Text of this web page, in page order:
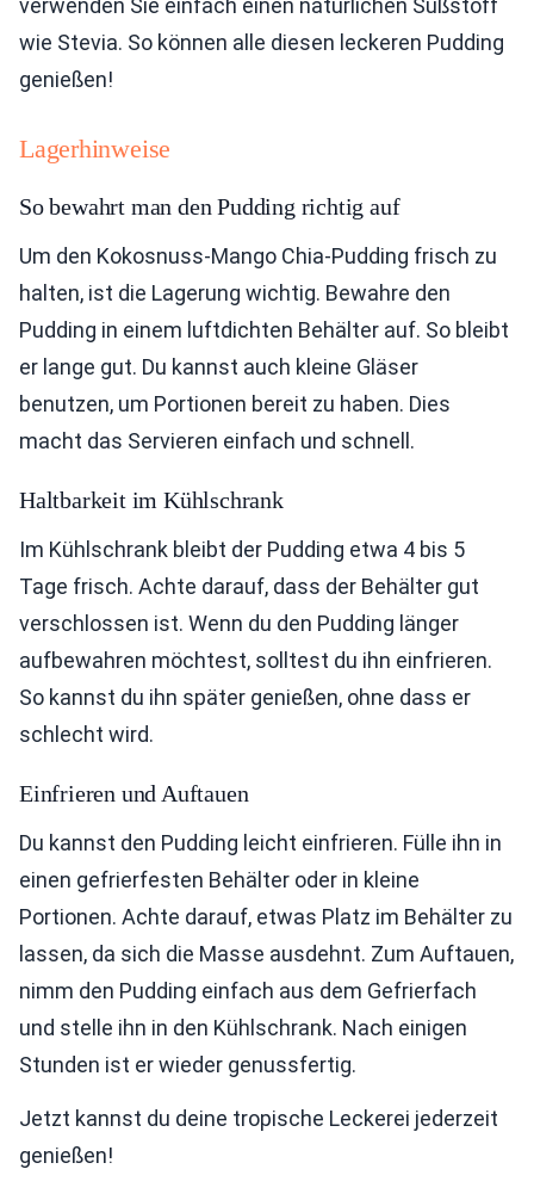
verwenden Sie einfach einen natürlichen Süßstoff
wie Stevia. So können alle diesen leckeren Pudding
genießen!
Lagerhinweise
So bewahrt man den Pudding richtig auf
Um den Kokosnuss-Mango Chia-Pudding frisch zu
halten, ist die Lagerung wichtig. Bewahre den
Pudding in einem luftdichten Behälter auf. So bleibt
er lange gut. Du kannst auch kleine Gläser
benutzen, um Portionen bereit zu haben. Dies
macht das Servieren einfach und schnell.
Haltbarkeit im Kühlschrank
Im Kühlschrank bleibt der Pudding etwa 4 bis 5
Tage frisch. Achte darauf, dass der Behälter gut
verschlossen ist. Wenn du den Pudding länger
aufbewahren möchtest, solltest du ihn einfrieren.
So kannst du ihn später genießen, ohne dass er
schlecht wird.
Einfrieren und Auftauen
Du kannst den Pudding leicht einfrieren. Fülle ihn in
einen gefrierfesten Behälter oder in kleine
Portionen. Achte darauf, etwas Platz im Behälter zu
lassen, da sich die Masse ausdehnt. Zum Auftauen,
nimm den Pudding einfach aus dem Gefrierfach
und stelle ihn in den Kühlschrank. Nach einigen
Stunden ist er wieder genussfertig.
Jetzt kannst du deine tropische Leckerei jederzeit
genießen!